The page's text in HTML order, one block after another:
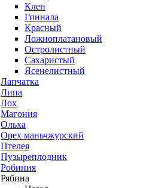
Клен
Гиннала
Красный
Ложноплатановый
Остролистный
Сахаристый
Ясенелистный
Лапчатка
Липа
Лох
Магония
Ольха
Орех маньчжурский
Птелея
Пузыреплодник
Робиния
Рябина